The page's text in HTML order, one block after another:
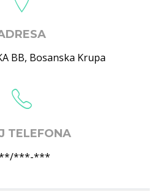
BB, Bosanska Krupa
TELEFONA
***-***